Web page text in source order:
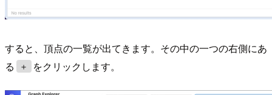
すると、頂点の一覧が出てきます。その中の一つの右側にあ
る
＋ をクリックします。